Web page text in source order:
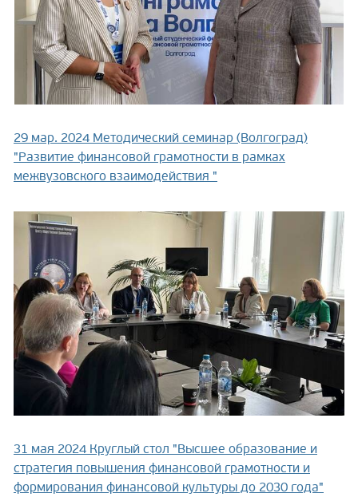
29 мар. 2024 Методический семинар (Волгоград)
"Развитие финансовой грамотности в рамках
межвузовского взаимодействия "
31 мая 2024 Круглый стол "Высшее образование и
стратегия повышения финансовой грамотности и
формирования финансовой культуры до 2030 года"